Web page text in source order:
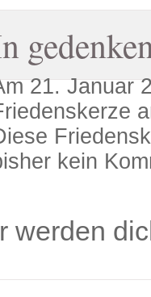
21. Januar
kein
werden